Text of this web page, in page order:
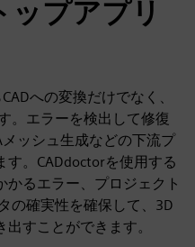
プアプリ
への変換だけでなく、
。エラーを検出して修復
ッシュ生成などの下流プ
す。CADdoctorを使用する
かるエラー、プロジェクト
の確実性を確保して、3D
すことができます。